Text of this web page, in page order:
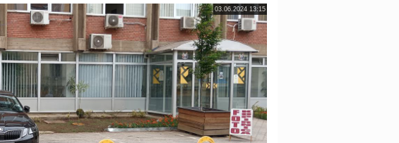
03.06.2024 13:15